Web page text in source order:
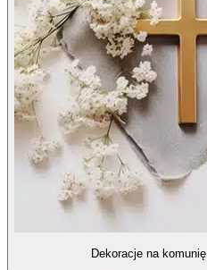
Dekoracje na komunię